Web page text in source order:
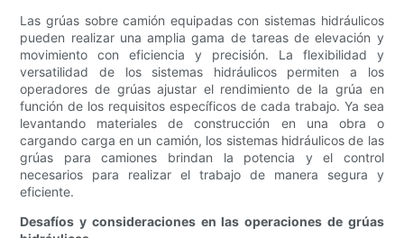
Las grúas sobre camión equipadas con sistemas hidráulicos
pueden realizar una amplia gama de tareas de elevación y
movimiento con eficiencia y precisión. La flexibilidad y
versatilidad de los sistemas hidráulicos permiten a los
operadores de grúas ajustar el rendimiento de la grúa en
función de los requisitos específicos de cada trabajo. Ya sea
levantando materiales de construcción en una obra o
cargando carga en un camión, los sistemas hidráulicos de las
grúas para camiones brindan la potencia y el control
necesarios para realizar el trabajo de manera segura y
eficiente.
Desafíos y consideraciones en las operaciones de grúas